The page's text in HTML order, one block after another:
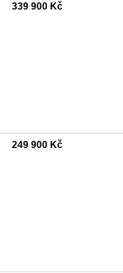
339 900 Kč
249 900 Kč